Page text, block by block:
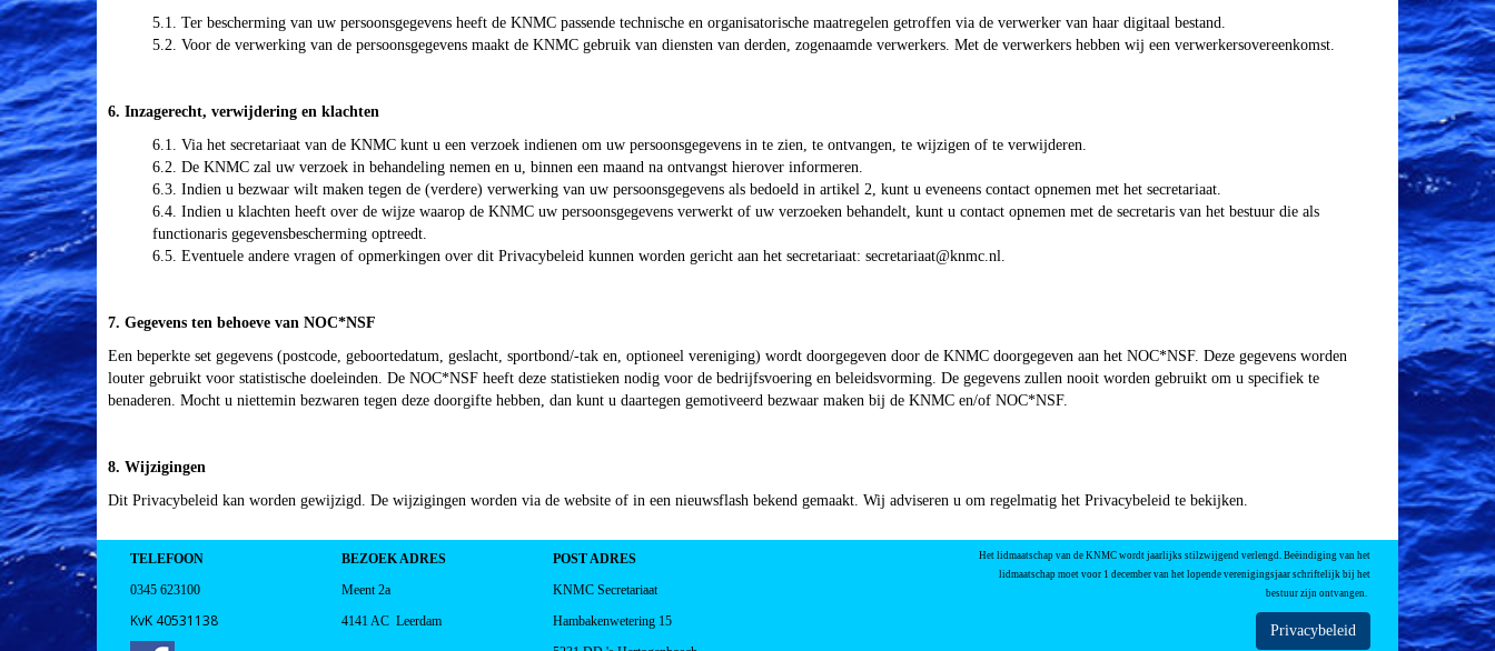
5.1. Ter bescherming van uw persoonsgegevens heeft de KNMC passende technische en organisatorische maatregelen getroffen via de verwerker van haar digitaal bestand.
5.2. Voor de verwerking van de persoonsgegevens maakt de KNMC gebruik van diensten van derden, zogenaamde verwerkers. Met de verwerkers hebben wij een verwerkersovereenkomst.
6. Inzagerecht, verwijdering en klachten
6.1. Via het secretariaat van de KNMC kunt u een verzoek indienen om uw persoonsgegevens in te zien, te ontvangen, te wijzigen of te verwijderen.
6.2. De KNMC zal uw verzoek in behandeling nemen en u, binnen een maand na ontvangst hierover informeren.
6.3. Indien u bezwaar wilt maken tegen de (verdere) verwerking van uw persoonsgegevens als bedoeld in artikel 2, kunt u eveneens contact opnemen met het secretariaat.
6.4. Indien u klachten heeft over de wijze waarop de KNMC uw persoonsgegevens verwerkt of uw verzoeken behandelt, kunt u contact opnemen met de secretaris van het bestuur die als
functionaris gegevensbescherming optreedt.
6.5. Eventuele andere vragen of opmerkingen over dit Privacybeleid kunnen worden gericht aan het secretariaat: taairaterces@knmc.nl.
7. Gegevens ten behoeve van NOC*NSF
Een beperkte set gegevens (postcode, geboortedatum, geslacht, sportbond/-tak en, optioneel vereniging) wordt doorgegeven door de KNMC doorgegeven aan het NOC*NSF. Deze gegevens worden
louter gebruikt voor statistische doeleinden. De NOC*NSF heeft deze statistieken nodig voor de bedrijfsvoering en beleidsvorming. De gegevens zullen nooit worden gebruikt om u specifiek te
benaderen. Mocht u niettemin bezwaren tegen deze doorgifte hebben, dan kunt u daartegen gemotiveerd bezwaar maken bij de KNMC en/of NOC*NSF.
8. Wijzigingen
Dit Privacybeleid kan worden gewijzigd. De wijzigingen worden via de website of in een nieuwsflash bekend gemaakt. Wij adviseren u om regelmatig het Privacybeleid te bekijken.
TELEFOON
0345 623100
KvK 40531138
BEZOEK ADRES
Meent 2a
4141 AC Leerdam
POST ADRES
KNMC Secretariaat
Hambakenwetering 15
Het lidmaatschap van de KNMC wordt jaarlijks stilzwijgend verlengd. Beëindiging van het
lidmaatschap moet voor 1 december van het lopende verenigingsjaar schriftelijk bij het
bestuur zijn ontvangen.
Privacybeleid